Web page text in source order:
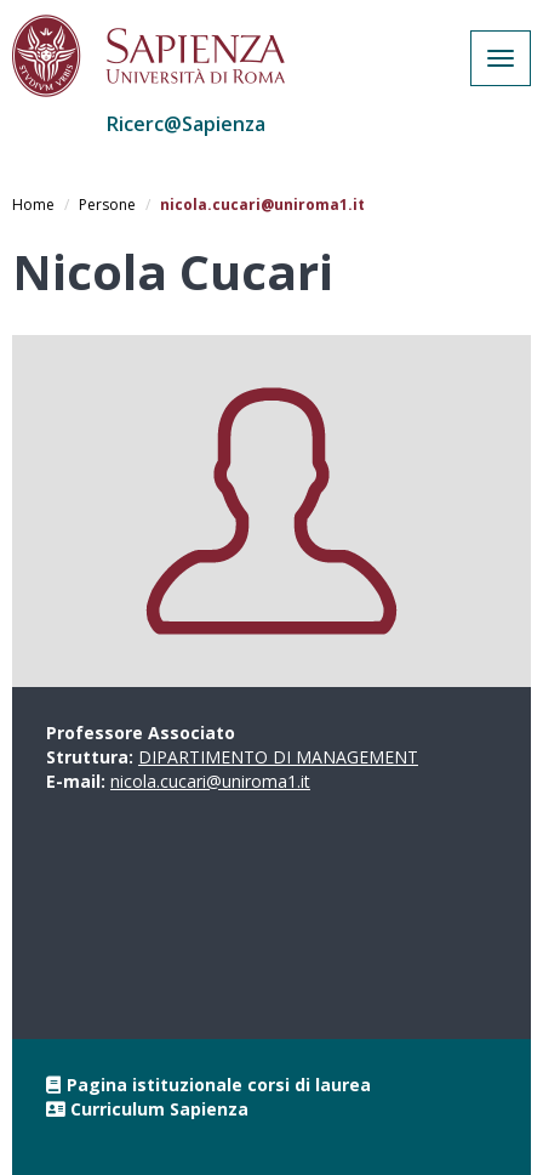
al
principale
Ricerc@Sapienza
Home Persone nicola.cucari@uniroma1.it
Nicola Cucari
Professore Associato
Struttura: DIPARTIMENTO DI MANAGEMENT
E-mail: nicola.cucari@uniroma1.it
Pagina istituzionale corsi di laurea
Curriculum Sapienza